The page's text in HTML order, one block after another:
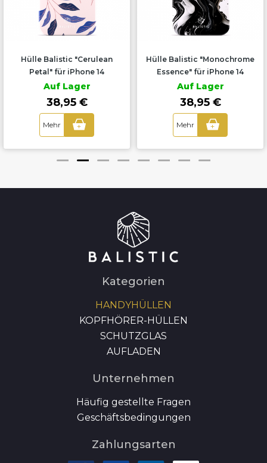
Hülle Balistic "Cerulean
Petal" für iPhone 14
Auf Lager
38,95 €
Mehr +
Hülle Balistic "Monochrome
Essence" für iPhone 14
Auf Lager
38,95 €
Mehr +
Kategorien
HANDYHÜLLEN
KOPFHÖRER-HÜLLEN
SCHUTZGLAS
AUFLADEN
Unternehmen
Häufig gestellte Fragen
Geschäftsbedingungen
Zahlungsarten